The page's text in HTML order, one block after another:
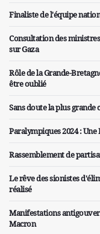
Finaliste de l'équipe
Consultation des
sur Gaza
Rôle de la Grande-
être oublié
Sans doute la plus grande
Paralympiques 2024 :
Rassemblement de
Le rêve des sionistes
réalisé
Manifestations
Macron